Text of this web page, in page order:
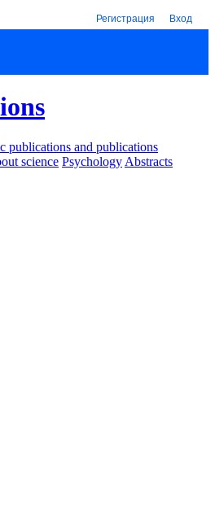
Регистрация Вход
publications and publications
science Psychology Abstracts